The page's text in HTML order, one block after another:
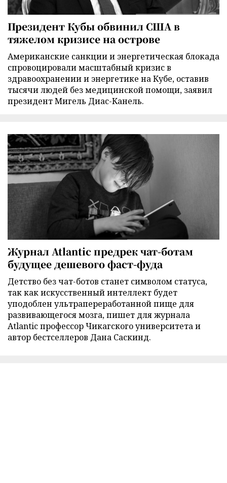
Президент Кубы обвинил США в
тяжелом кризисе на острове
Американские санкции и энергетическая блокада
спровоцировали масштабный кризис в
здравоохранении и энергетике на Кубе, оставив
тысячи людей без медицинской помощи, заявил
президент Мигель Диас-Канель.
Журнал Atlantic предрек чат-ботам
будущее дешевого фаст-фуда
Детство без чат-ботов станет символом статуса,
так как искусственный интеллект будет
уподоблен ультрапереработанной пище для
развивающегося мозга, пишет для журнала
Atlantic профессор Чикагского университета и
автор бестселлеров Дана Саскинд.